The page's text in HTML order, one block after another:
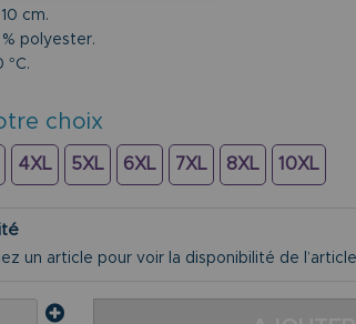
cm.
polyester.
°C.
choix
4XL 5XL 6XL 7XL 8XL 10XL
un article pour voir la disponibilité de l’article